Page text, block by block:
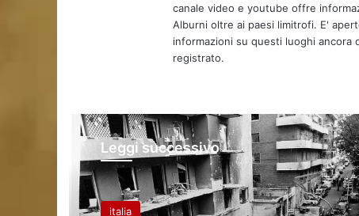
canale video e youtube offre
Alburni oltre ai paesi limitrofi. E'
informazioni su questi luoghi ancora
registrato.
Leggi successivo
italia